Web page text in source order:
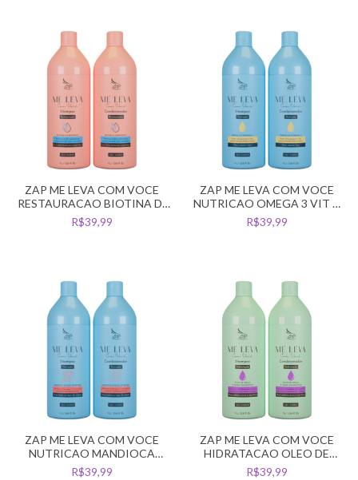
ZAP ME LEVA COM VOCE
RESTAURACAO BIOTINA D-
PANTENOL KIT 2L
R$39,99
ZAP ME LEVA COM VOCE
NUTRICAO OMEGA 3 VIT C
CAB LISO 2L
R$39,99
ZAP ME LEVA COM VOCE
NUTRICAO MANDIOCA
OLEO DE RICINO KIT 2L
R$39,99
ZAP ME LEVA COM VOCE
HIDRATACAO OLEO DE
ARGAN CAB SECO 2L
R$39,99